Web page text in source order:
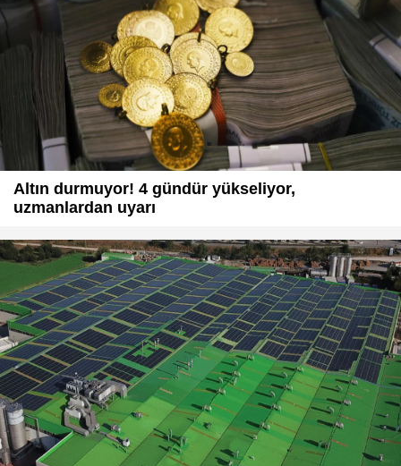
Altın durmuyor! 4 gündür yükseliyor,
uzmanlardan uyarı